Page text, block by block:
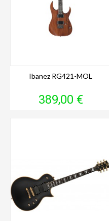
Ibanez RG421-MOL
Prix
389,00 €